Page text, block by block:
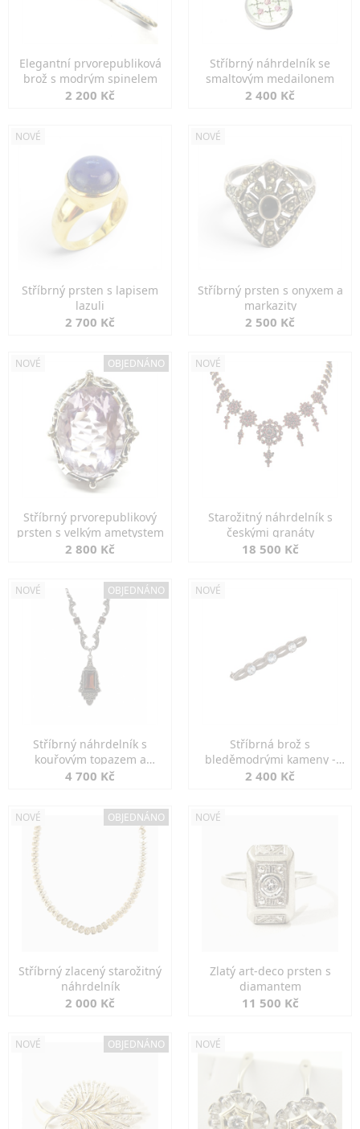
Elegantní prvorepubliková
brož s modrým spinelem
2 200 Kč
Stříbrný náhrdelník se
smaltovým medailonem
2 400 Kč
NOVÉ
Stříbrný prsten s lapisem
lazuli
2 700 Kč
NOVÉ
Stříbrný prsten s onyxem a
markazity
2 500 Kč
NOVÉ OBJEDNÁNO
Stříbrný prvorepublikový
prsten s velkým ametystem
2 800 Kč
NOVÉ
Starožitný náhrdelník s
českými granáty
18 500 Kč
NOVÉ OBJEDNÁNO
Stříbrný náhrdelník s
kouřovým topazem a
markazity
4 700 Kč
NOVÉ
Stříbrná brož s
bleděmodrými kameny -
jemná elegance
2 400 Kč
NOVÉ OBJEDNÁNO
Stříbrný zlacený starožitný
náhrdelník
2 000 Kč
NOVÉ
Zlatý art-deco prsten s
diamantem
11 500 Kč
NOVÉ OBJEDNÁNO NOVÉ